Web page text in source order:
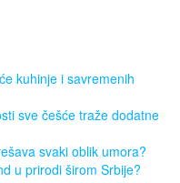
kuhinje i savremenih
sve češće traže dodatne
svaki oblik umora?
u prirodi širom Srbije?